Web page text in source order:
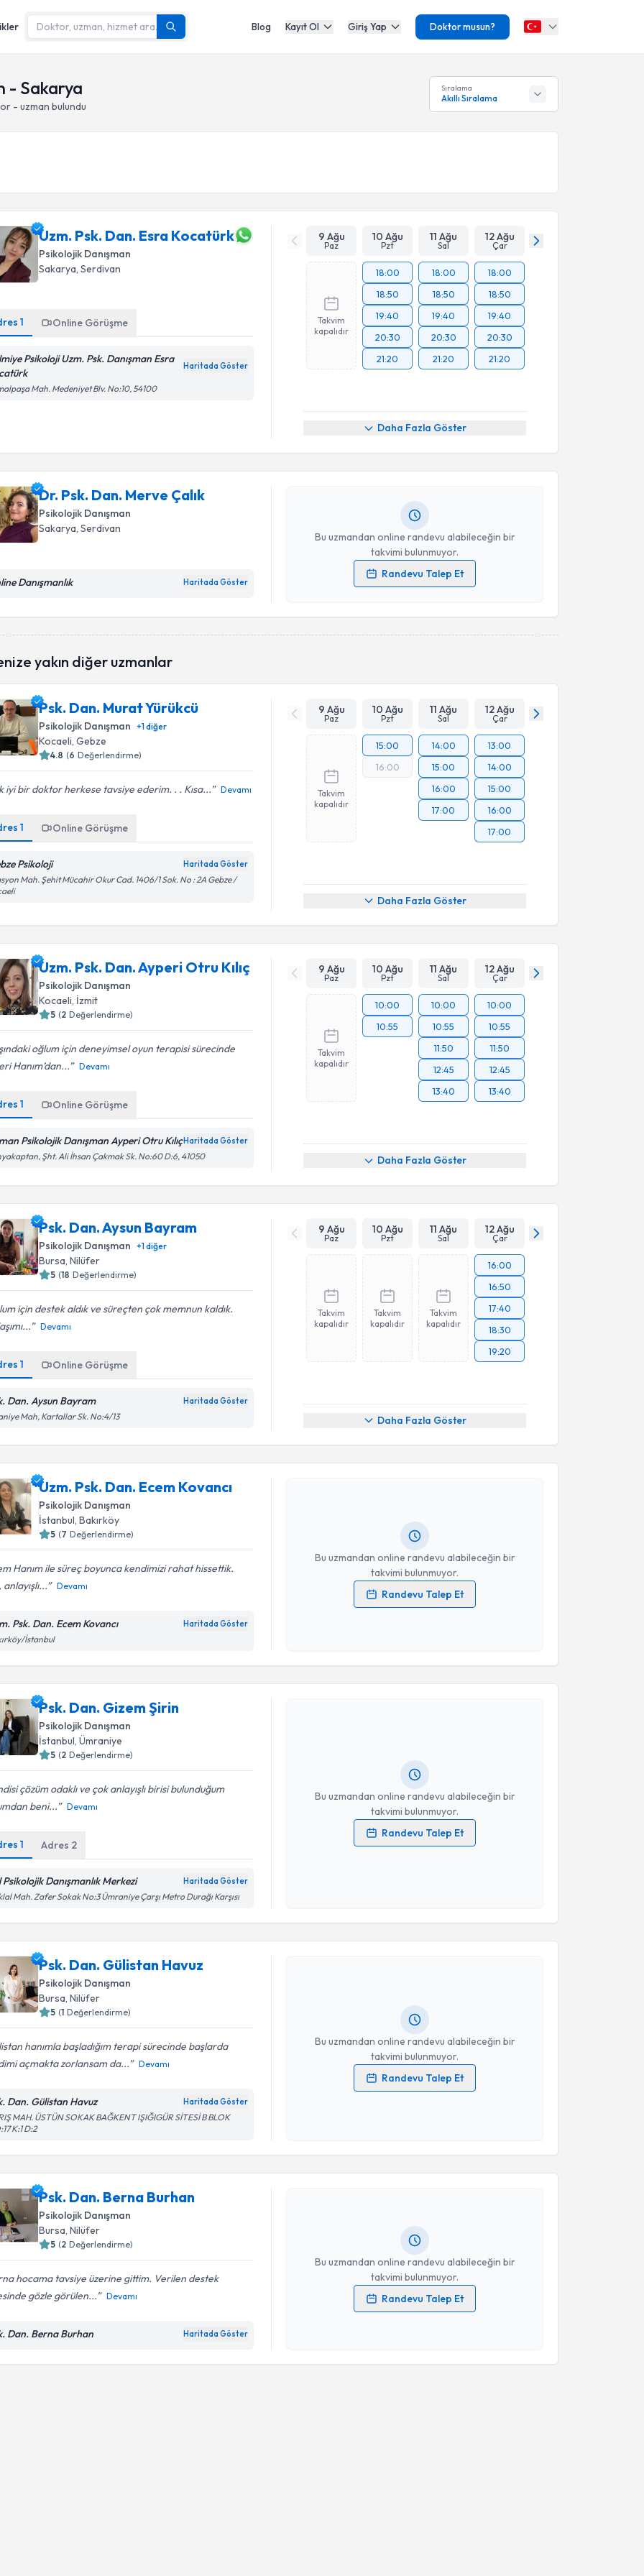
Blog Kayıt Ol Giriş Yap Doktor musun?
- Sakarya
- uzman bulundu
Sıralama
Akıllı Sıralama
Uzm. Psk. Dan. Esra Kocatürk
Psikolojik Danışman
Sakarya, Serdivan
1 Online Görüşme
Psikoloji Uzm. Psk. Danışman Esra
Haritada Göster
Mah. Medeniyet Blv. No:10, 54100
9 Ağu
Paz
10 Ağu
Pzt
11 Ağu
Sal
12 Ağu
Çar
Takvim
kapalıdır
18:00
18:50
19:40
20:30
21:20
18:00
18:50
19:40
20:30
21:20
18:00
18:50
19:40
20:30
21:20
Daha Fazla Göster
Dr. Psk. Dan. Merve Çalık
Psikolojik Danışman
Sakarya , Serdivan
Danışmanlık Haritada Göster
Bu uzmandan online randevu alabileceğin bir
takvimi bulunmuyor.
Randevu Talep Et
Randevu Takvimi Talebi
oluşturun. Size bu uzmandan randevu almanız için bir takvim
hazırlandığında e-posta ile bilgilendireceğiz.
Kişisel verilerimin işlenmesine ilişkinAydınlatma Metni
işlenmesini kabul ediyorum.
yakın diğer uzmanlar
Psk. Dan. Murat Yürükcü
Psikolojik Danışman +1diğer
Kocaeli , Gebze
4.8 (6 Değerlendirme)
iyi bir doktor herkese tavsiye ederim. . . Kısa... Devamı
1 Online Görüşme
Psikoloji Haritada Göster
Mah. Şehit Mücahir Okur Cad. 1406/1 Sok. No : 2A Gebze /
9 Ağu
Paz
10 Ağu
Pzt
11 Ağu
Sal
12 Ağu
Çar
Takvim
kapalıdır
15:00
16:00
14:00
15:00
16:00
17:00
13:00
14:00
15:00
16:00
17:00
Daha Fazla Göster
Uzm. Psk. Dan. Ayperi Otru Kılıç
Psikolojik Danışman
Kocaeli, İzmit
5 (2 Değerlendirme)
oğlum için deneyimsel oyun terapisi sürecinde
Hanım’dan...
Devamı
1 Online Görüşme
Psikolojik Danışman Ayperi Otru KılıçHaritada Göster
Şht. Ali İhsan Çakmak Sk. No:60 D:6, 41050
9 Ağu
Paz
10 Ağu
Pzt
11 Ağu
Sal
12 Ağu
Çar
Takvim
kapalıdır
10:00
10:55
10:00
10:55
11:50
12:45
13:40
10:00
10:55
11:50
12:45
13:40
Daha Fazla Göster
Psk. Dan. Aysun Bayram
Psikolojik Danışman +1diğer
Bursa , Nilüfer
5 (18 Değerlendirme)
için destek aldık ve süreçten çok memnun kaldık.
Devamı
1 Online Görüşme
Dan. Aysun Bayram Haritada Göster
Mah, Kartallar Sk. No:4/13
9 Ağu
Paz
10 Ağu
Pzt
11 Ağu
Sal
12 Ağu
Çar
Takvim
kapalıdır
Takvim
kapalıdır
Takvim
kapalıdır
16:00
16:50
17:40
18:30
19:20
Daha Fazla Göster
Uzm. Psk. Dan. Ecem Kovancı
Psikolojik Danışman
İstanbul, Bakırköy
5 (7 Değerlendirme)
Hanım ile süreç boyunca kendimizi rahat hissettik.
Devamı
Psk. Dan. Ecem Kovancı Haritada Göster
İstanbul
Bu uzmandan online randevu alabileceğin bir
takvimi bulunmuyor.
Randevu Talep Et
Randevu Takvimi Talebi
Uzm. Psk. Dan. Ecem Kovancı
Kişisel verilerimin işlenmesine ilişkinAydınlatma Metni
Takvim Talebini Gönder
Psk. Dan. Gizem Şirin
Psikolojik Danışman
İstanbul, Ümraniye
5 (2 Değerlendirme)
çözüm odaklı ve çok anlayışlı birisi bulunduğum
beni...
Devamı
1 Adres 2
Psikolojik Danışmanlık Merkezi Haritada Göster
Mah. Zafer Sokak No:3 Ümraniye Çarşı Metro Durağı Karşısı
Bu uzmandan online randevu alabileceğin bir
takvimi bulunmuyor.
Randevu Talep Et
Kişisel verilerimin işlenmesine ilişkinAydınlatma Metni
Takvim Talebini Gönder
Psk. Dan. Gülistan Havuz
Psikolojik Danışman
Bursa, Nilüfer
5 (1 Değerlendirme)
hanımla başladığım terapi sürecinde başlarda
açmakta zorlansam da...
Devamı
Dan. Gülistan Havuz Haritada Göster
MAH. ÜSTÜN SOKAK BAĞKENT IŞIĞIGÜR SİTESİ B BLOK
K:1 D:2
Bu uzmandan online randevu alabileceğin bir
takvimi bulunmuyor.
Randevu Talep Et
Kişisel verilerimin işlenmesine ilişkinAydınlatma Metni
Psk. Dan. Berna Burhan
Psikolojik Danışman
Bursa, Nilüfer
5 (2 Değerlendirme)
hocama tavsiye üzerine gittim. Verilen destek
gözle görülen...
Devamı
Dan. Berna Burhan Haritada Göster
Bu uzmandan online randevu alabileceğin bir
takvimi bulunmuyor.
Randevu Talep Et
Randevu Takvimi Talebi
Kişisel verilerimin işlenmesine ilişkinAydınlatma Metni